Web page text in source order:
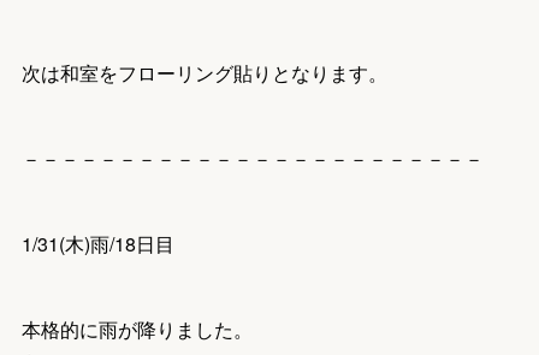
次は和室をフローリング貼りとなります。
－－－－－－－－－－－－－－－－－－－－－－－－
1/31(木)雨/18日目
本格的に雨が降りました。